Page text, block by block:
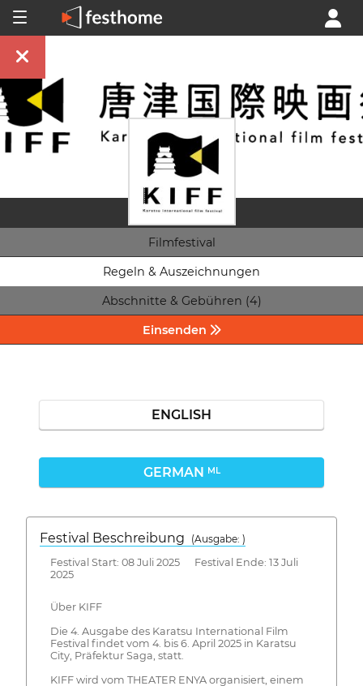
Filmfestival
Regeln & Auszeichnungen
Abschnitte & Gebühren (4)
Einsenden
ENGLISH
GERMAN ML
Festival Beschreibung
(Ausgabe: )
Festival Start: 08 Juli 2025 Festival Ende: 13 Juli
2025
Über KIFF
Die 4. Ausgabe des Karatsu International Film
Festival findet vom 4. bis 6. April 2025 in Karatsu
City, Präfektur Saga, statt.
KIFF wird vom THEATER ENYA organisiert, einem